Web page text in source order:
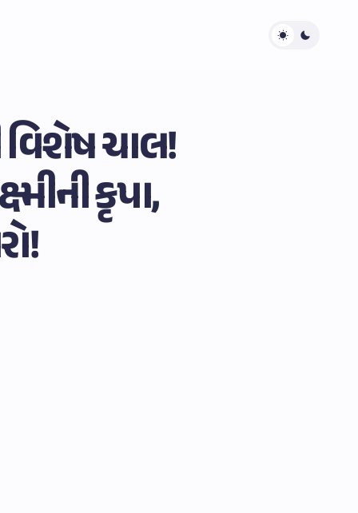
વિશેષ ચાલ!
કૃપા,